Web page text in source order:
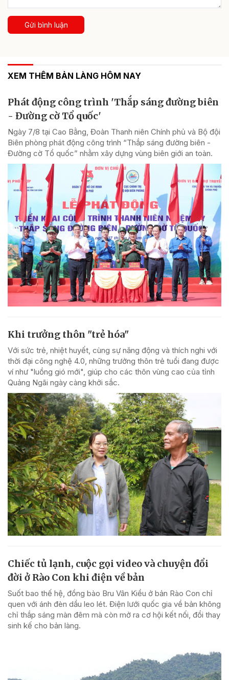
Gửi bình luận
XEM THÊM BẢN LÀNG HÔM NAY
Phát động công trình 'Thắp sáng đường biên
- Đường cờ Tổ quốc'
Ngày 7/8 tại Cao Bằng, Đoàn Thanh niên Chính phủ và Bộ đội
Biên phòng phát động công trình “Thắp sáng đường biên -
Đường cờ Tổ quốc” nhằm xây dựng vùng biên giới an toàn.
Khi trưởng thôn "trẻ hóa"
Với sức trẻ, nhiệt huyết, cùng sự năng động và thích nghi với
thời đại công nghệ 4.0, những trưởng thôn trẻ tuổi đang được
ví như "luồng gió mới", giúp cho các thôn vùng cao của tỉnh
Quảng Ngãi ngày càng khởi sắc.
Chiếc tủ lạnh, cuộc gọi video và chuyện đổi
đời ở Rào Con khi điện về bản
Suốt bao thế hệ, đồng bào Bru Vân Kiều ở bản Rào Con chỉ
quen với ánh đèn dầu leo lét. Điện lưới quốc gia về bản không
chỉ thắp sáng màn đêm mà còn mở ra cơ hội kết nối, đổi thay
sinh kế cho bản làng.